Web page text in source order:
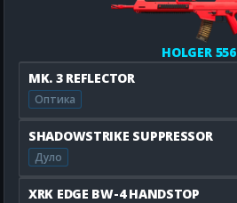
HOLGER 556
MK. 3 REFLECTOR
Оптика
SHADOWSTRIKE SUPPRESSOR
Дуло
XRK EDGE BW-4 HANDSTOP